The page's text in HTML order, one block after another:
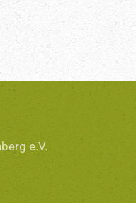
e.V.